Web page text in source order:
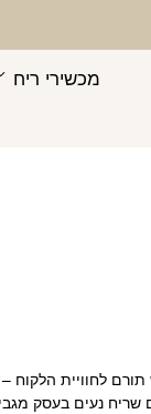
מכשירי ריח
לחוויית הלקוח
נעים בעסק